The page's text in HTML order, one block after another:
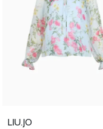
LIU.JO